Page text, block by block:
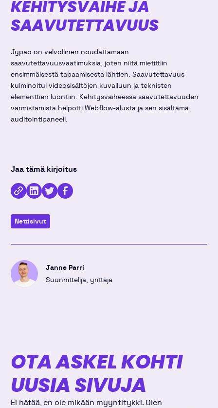
KEHITYSVAIHE JA
SAAVUTETTAVUUS
Jypao on velvollinen noudattamaan
saavutettavuusvaatimuksia, joten niitä mietittiin
ensimmäisestä tapaamisesta lähtien. Saavutettavuus
kulminoitui videosisältöjen kuvailuun ja teknisten
elementtien luontiin. Kehitysvaiheessa saavutettavuuden
varmistamista helpotti Webflow-alusta ja sen sisältämä
auditointipaneeli.
Jaa tämä kirjoitus
KopioiJaa
Linkedinissä
Jaa
Twitterissä
Jaa
Nettisivut
Janne Parri
Suunnittelija, yrittäjä
OTA ASKEL KOHTI
UUSIA SIVUJA
Ei hätää, en ole mikään myyntitykki. Olen